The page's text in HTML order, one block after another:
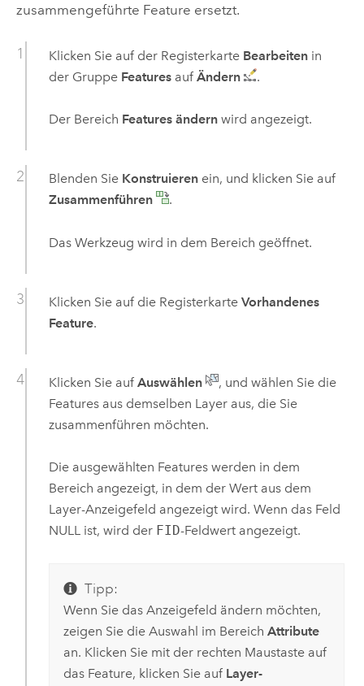
zusammengeführte Feature ersetzt.
Klicken Sie auf der Registerkarte Bearbeitenin
der Gruppe Featuresauf Ändern .
Der Bereich Features ändernwird angezeigt.
Blenden Sie Konstruierenein, und klicken Sie auf
Zusammenführen
.
Das Werkzeug wird in dem Bereich geöffnet.
Klicken Sie auf die Registerkarte Vorhandenes
Feature.
Klicken Sie auf Auswählen
, und wählen Sie die
Features aus demselben Layer aus, die Sie
zusammenführen möchten.
Die ausgewählten Features werden in dem
Bereich angezeigt, in dem der Wert aus dem
Layer-Anzeigefeld angezeigt wird. Wenn das Feld
NULL ist, wird der FID-Feldwert angezeigt.
Tipp:
Wenn Sie das Anzeigefeld ändern möchten,
zeigen Sie die Auswahl im Bereich Attribute
an. Klicken Sie mit der rechten Maustaste auf
das Feature, klicken Sie auf Layer-